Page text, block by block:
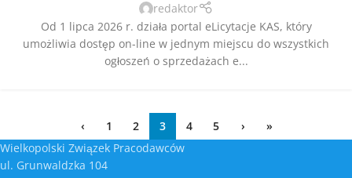
redaktor
Od 1 lipca 2026 r. działa portal eLicytacje KAS, który
umożliwia dostęp on-line w jednym miejscu do wszystkich
ogłoszeń o sprzedażach e...
‹ 1 2 3 4 5 ›
»
Wielkopolski Związek Pracodawców
ul. Grunwaldzka 104